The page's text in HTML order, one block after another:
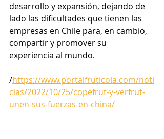
desarrollo y expansión, dejando de
lado las dificultades que tienen las
empresas en Chile para, en cambio,
compartir y promover su
experiencia al mundo.
/https://www.portalfruticola.com/noti
cias/2022/10/25/copefrut-y-verfrut-
unen-sus-fuerzas-en-china/